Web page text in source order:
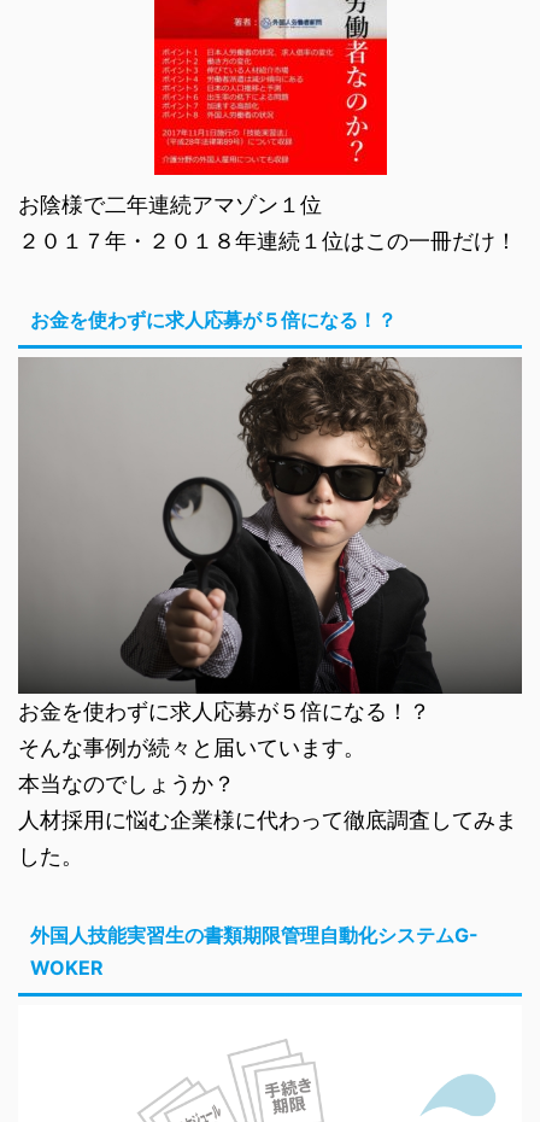
お陰様で二年連続アマゾン１位
２０１７年・２０１８年連続１位はこの一冊だけ！
お金を使わずに求人応募が５倍になる！？
お金を使わずに求人応募が５倍になる！？
そんな事例が続々と届いています。
本当なのでしょうか？
人材採用に悩む企業様に代わって徹底調査してみま
した。
外国人技能実習生の書類期限管理自動化システムG-
WOKER